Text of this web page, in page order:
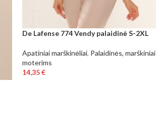
De Lafense 774 Vendy palaidinė S-2XL
Apatiniai marškinėliai, Palaidinės, marškiniai
moterims
14,35€